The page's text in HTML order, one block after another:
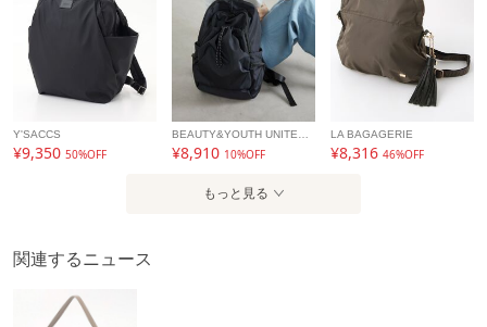
Y'SACCS
¥9,350 50%OFF ¥8,910 10%OFF
LA BAGAGERIE
¥8,31646%OFF
もっと見る
関連するニュース